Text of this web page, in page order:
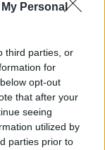
Personal
third parties, or
for
opt-out
that after your
seeing
utilized by
parties prior to
meg senki –
tónál 12.